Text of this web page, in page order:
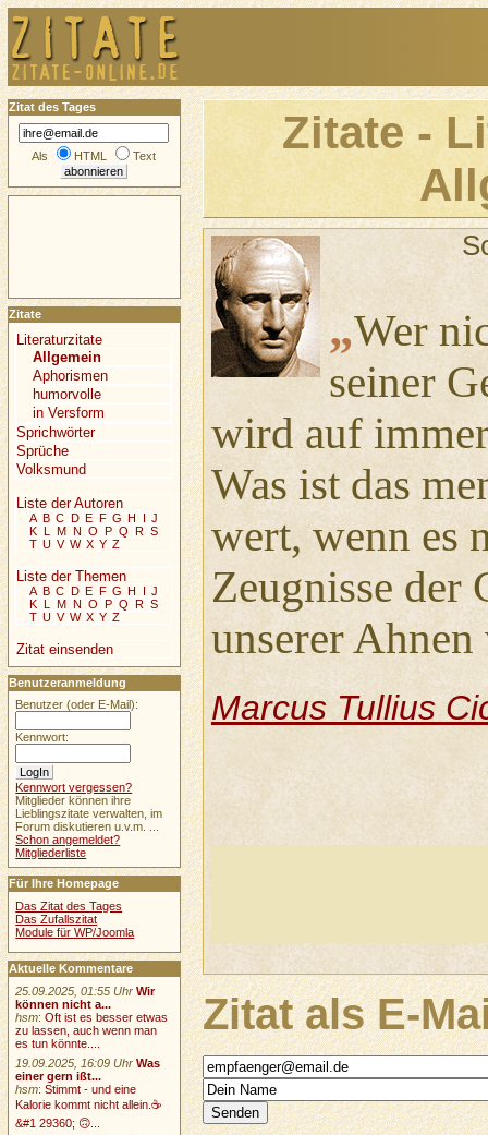
Zitate -
„Wer
seiner
wird auf
Was ist das
wert, wenn es
Zeugnisse der
unserer
Marcus Tullius
Zitat als E-
Zitat des Tages
Als HTML Text
Zitate
Literaturzitate
Allgemein
Aphorismen
humorvolle
in Versform
Sprichwörter
Sprüche
Volksmund
Liste der Autoren
A B C D E F G H I J
K L M N O P Q R S
T U V W X Y Z
Liste der Themen
A B C D E F G H I J
K L M N O P Q R S
T U V W X Y Z
Zitat einsenden
Benutzeranmeldung
Benutzer (oder E-Mail):
Kennwort:
Kennwort vergessen?
Mitglieder können ihre
Lieblingszitate verwalten, im
Forum diskutieren u.v.m. ...
Schon angemeldet?
Mitgliederliste
Für Ihre Homepage
Das Zitat des Tages
Das Zufallszitat
Module für WP/Joomla
Aktuelle Kommentare
25.09.2025, 01:55 Uhr Wir
können nicht a...
hsm:Oft ist es besser etwas
zu lassen, auch wenn man
es tun könnte....
19.09.2025, 16:09 Uhr Was
einer gern ißt...
hsm:Stimmt - und eine
Kalorie kommt nicht allein.☕
&#1 29360; 🙃...